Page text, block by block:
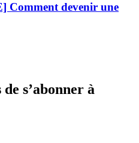
Comment devenir une
s’abonner à